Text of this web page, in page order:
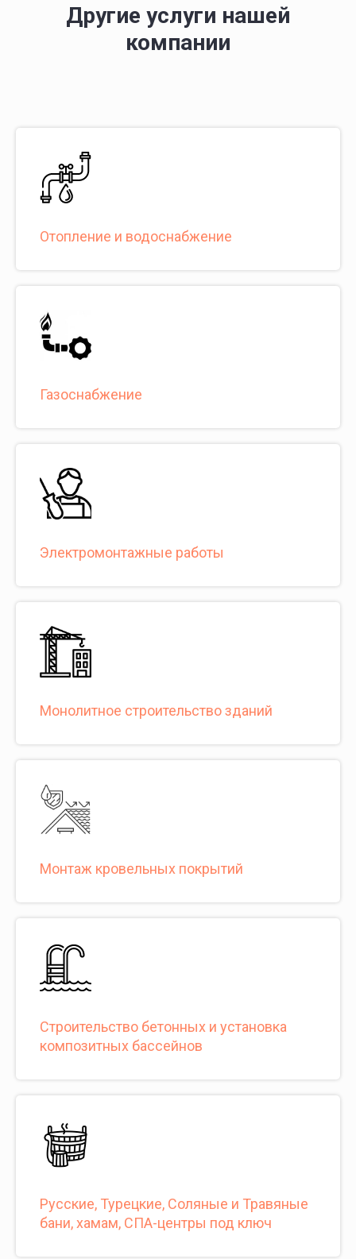
Другие услуги нашей
компании
Отопление и водоснабжение
Газоснабжение
Электромонтажные работы
Монолитное строительство зданий
Монтаж кровельных покрытий
Строительство бетонных и установка
композитных бассейнов
Русские, Турецкие, Соляные и Травяные
бани, хамам, СПА-центры под ключ